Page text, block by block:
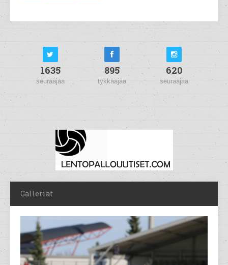
1635
seuraajaa
895
tykkääjää
620
seuraajaa
Galleriat